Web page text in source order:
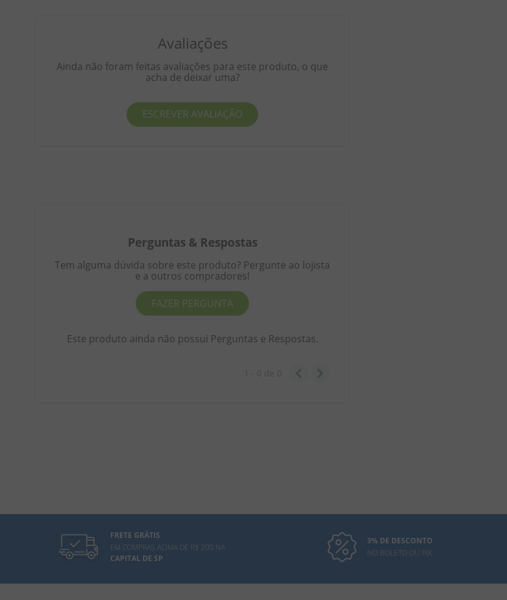
Avaliações
Ainda não foram feitas avaliações para este produto, o que
acha de deixar uma?
ESCREVER AVALIAÇÃO
Perguntas & Respostas
Tem alguma dúvida sobre este produto? Pergunte ao lojista
e a outros compradores!
FAZER PERGUNTA
Este produto ainda não possui Perguntas e Respostas.
FRETE GRÁTIS
EM COMPRAS ACIMA DE R$ 200 NA
CAPITAL DE SP
3% DE DESCONTO
NO BOLETO OU PIX